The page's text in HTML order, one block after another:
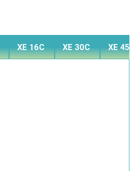
XE 16C XE 30C XE 45C